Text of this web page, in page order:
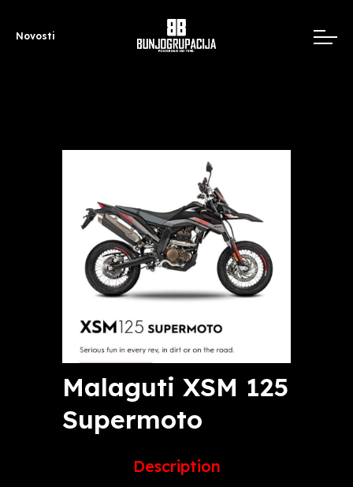
Novosti
Malaguti XSM 125
Supermoto
Description